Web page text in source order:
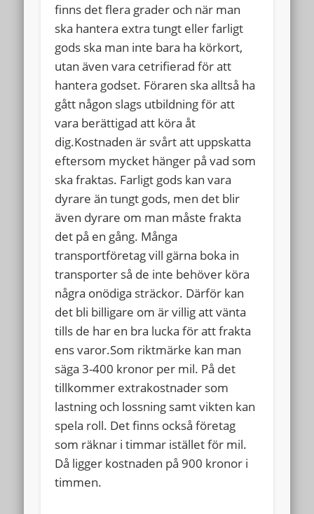
finns det flera grader och när man
ska hantera extra tungt eller farligt
gods ska man inte bara ha körkort,
utan även vara cetrifierad för att
hantera godset. Föraren ska alltså ha
gått någon slags utbildning för att
vara berättigad att köra åt
dig.Kostnaden är svårt att uppskatta
eftersom mycket hänger på vad som
ska fraktas. Farligt gods kan vara
dyrare än tungt gods, men det blir
även dyrare om man måste frakta
det på en gång. Många
transportföretag vill gärna boka in
transporter så de inte behöver köra
några onödiga sträckor. Därför kan
det bli billigare om är villig att vänta
tills de har en bra lucka för att frakta
ens varor.Som riktmärke kan man
säga 3-400 kronor per mil. På det
tillkommer extrakostnader som
lastning och lossning samt vikten kan
spela roll. Det finns också företag
som räknar i timmar istället för mil.
Då ligger kostnaden på 900 kronor i
timmen.